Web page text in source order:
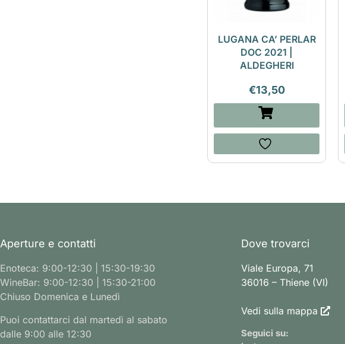
LUGANA CA’ PERLAR
DOC 2021 |
ALDEGHERI
€13,50
Aperture e contatti
Enoteca: 9:00-12:30 | 15:30-19:30
WineBar: 9:00-12:30 | 15:30-21:00
Chiuso Domenica e Lunedì
Puoi contattarci dal martedì al sabato
dalle 9:00 alle 12:30
Dove trovarci
Viale Europa, 71
36016 – Thiene (VI)
Vedi sulla mappa
Seguici su: